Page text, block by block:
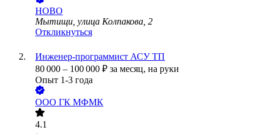
НОВО
Мытищи, улица Колпакова, 2
Откликнуться
Инженер-программист АСУ ТП
80 000 – 100 000 ₽ за месяц, на руки
Опыт 1-3 года
ООО ГК МФМК
4.1